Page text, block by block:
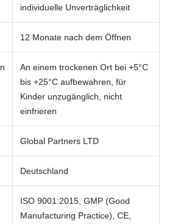
individuelle Unverträglichkeit
12 Monate nach dem Öffnen
An einem trockenen Ort bei +5°C
bis +25°C aufbewahren, für
Kinder unzugänglich, nicht
einfrieren
Global Partners LTD
Deutschland
ISO 9001:2015, GMP (Good
Manufacturing Practice), CE,